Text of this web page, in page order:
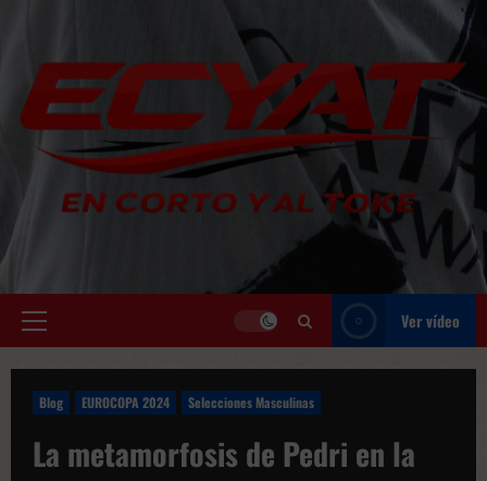
contenido
Menú
Ver vídeo
Blog EUROCOPA 2024 Selecciones Masculinas
La metamorfosis de Pedri en la